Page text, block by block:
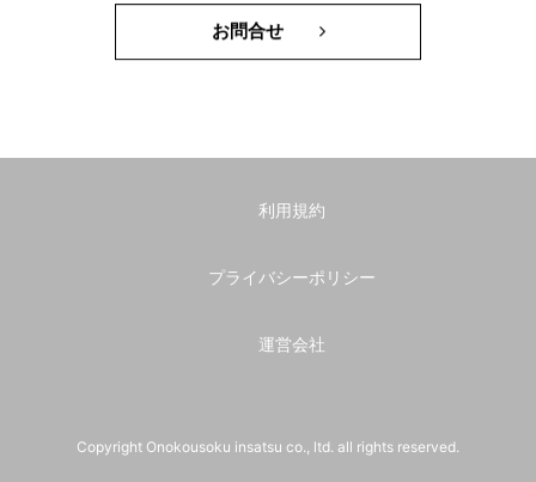
利用規約
プライバシーポリシー
運営会社
Copyright Onokousoku insatsu co., ltd. all rights reserved.